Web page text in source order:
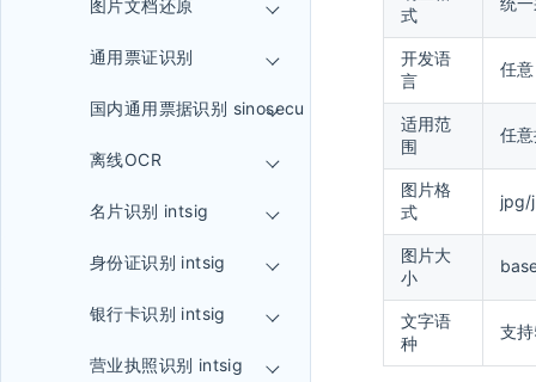
图片文档还原
通用票证识别
国内通用票据识别 sinosecu
离线OCR
名片识别 intsig
身份证识别 intsig
银行卡识别 intsig
营业执照识别 intsig
式
开发语
言
任
适用范
围
任
图片格
式
jpg/
图片大
小
文字语
种
支